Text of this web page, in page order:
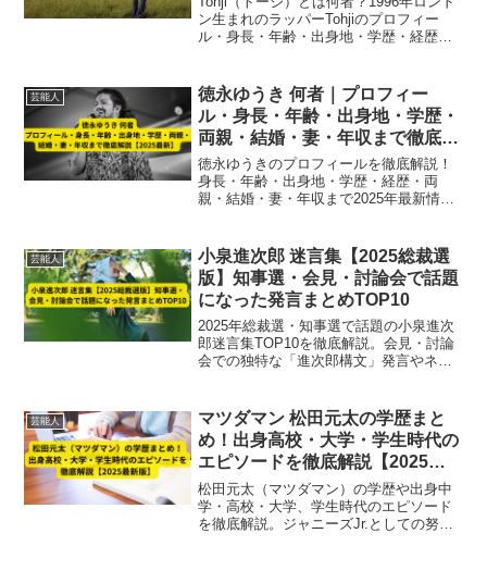
ン生まれのラッパーTohjiのプロフィー
ル・身長・年齢・出身地・学歴・経歴・
年最新】
芸能人
徳永ゆうき 何者｜プロフィー
ル・身長・年齢・出身地・学歴・
両親・結婚・妻・年収まで徹底解
説【2025最新】
徳永ゆうきのプロフィールを徹底解説！
身長・年齢・出身地・学歴・経歴・両
親・結婚・妻・年収まで2025年最新情報
係者が知りたい全情報をまとめていま
す。
芸能人
小泉進次郎 迷言集【2025総裁選
版】知事選・会見・討論会で話題
になった発言まとめTOP10
2025年総裁選・知事選で話題の小泉進次
郎迷言集TOP10を徹底解説。会見・討論
会での独特な「進次郎構文」発言やネッ
芸能人
マツダマン 松田元太の学歴まと
め！出身高校・大学・学生時代の
エピソードを徹底解説【2025最
新版】
松田元太（マツダマン）の学歴や出身中
学・高校・大学、学生時代のエピソード
を徹底解説。ジャニーズJr.としての努